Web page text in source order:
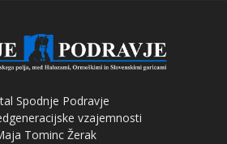
Spodnje Podravje
vzajemnosti
Tominc Žerak